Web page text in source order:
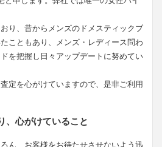
り、昔からメンズのドメスティックブ
こともあり、メンズ・レディース問わ
を把握し日々アップデートに努めてい
定を心がけていますので、是非ご利用
、心がけていること
ん、お客様をお待たせさせないよう迅